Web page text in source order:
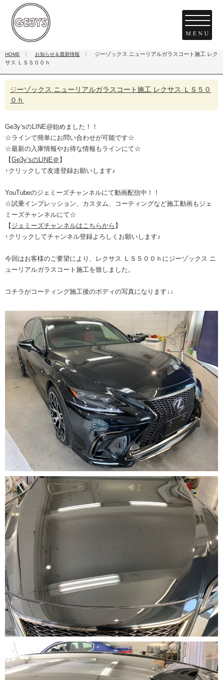
HOME 〉 お知らせ＆最新情報 〉
ジーゾックス ニューリアルガラスコート施工 レク
サス ＬＳ５００ｈ
ジーゾックス ニューリアルガラスコート施工 レクサス ＬＳ５０
０ｈ
Ge3y’sのLINE@始めました！！
☆ラインで簡単にお問い合わせが可能です☆
☆最新の入庫情報やお得な情報もラインにて☆
【Ge3y’sのLINE＠ 】
↑クリックして友達登録お願いします♪
YouTubeのジェミーズチャンネルにて動画配信中！！
☆試乗インプレッション、カスタム、コーティングなど施工動画もジェ
ミーズチャンネルにて☆
【 ジェミーズチャンネルはこちらから 】
↑クリックしてチャンネル登録よろしくお願いします♪
今回はお客様のご要望により、レクサス ＬＳ５００ｈにジーゾックス ニ
ューリアルガラスコート施工を致しました。
コチラがコーティング施工後のボディの写真になります↓↓